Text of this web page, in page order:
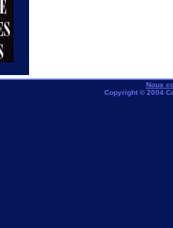
Nous
Copyright © 2004